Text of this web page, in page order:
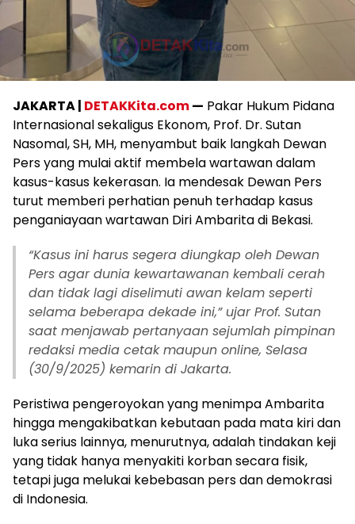
JAKARTA | DETAKKita.com— Pakar Hukum Pidana
Internasional sekaligus Ekonom, Prof. Dr. Sutan
Nasomal, SH, MH, menyambut baik langkah Dewan
Pers yang mulai aktif membela wartawan dalam
kasus-kasus kekerasan. Ia mendesak Dewan Pers
turut memberi perhatian penuh terhadap kasus
penganiayaan wartawan Diri Ambarita di Bekasi.
“Kasus ini harus segera diungkap oleh Dewan
Pers agar dunia kewartawanan kembali cerah
dan tidak lagi diselimuti awan kelam seperti
selama beberapa dekade ini,” ujar Prof. Sutan
saat menjawab pertanyaan sejumlah pimpinan
redaksi media cetak maupun online, Selasa
(30/9/2025) kemarin di Jakarta.
Peristiwa pengeroyokan yang menimpa Ambarita
hingga mengakibatkan kebutaan pada mata kiri dan
luka serius lainnya, menurutnya, adalah tindakan keji
yang tidak hanya menyakiti korban secara fisik,
tetapi juga melukai kebebasan pers dan demokrasi
di Indonesia.